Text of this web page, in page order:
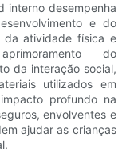
interno desempenha
e do
da atividade física e
do
da interação social,
utilizados em
profundo na
envolventes e
ajudar as crianças